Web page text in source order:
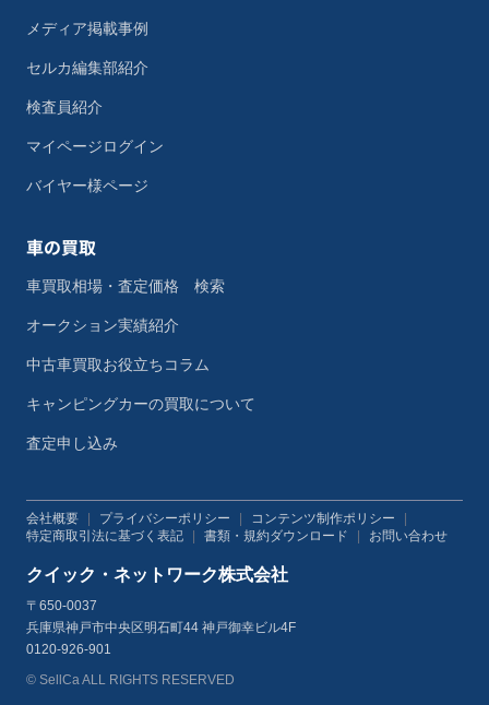
メディア掲載事例
セルカ編集部紹介
検査員紹介
マイページログイン
バイヤー様ページ
車の買取
車買取相場・査定価格 検索
オークション実績紹介
中古車買取お役立ちコラム
キャンピングカーの買取について
査定申し込み
会社概要 プライバシーポリシー コンテンツ制作ポリシー
特定商取引法に基づく表記
書類・規約ダウンロード お問い合わせ
クイック・ネットワーク株式会社
〒650-0037
兵庫県神戸市中央区明石町44 神戸御幸ビル4F
0120-926-901
© SellCa ALL RIGHTS RESERVED